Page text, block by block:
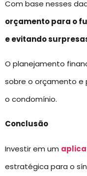
Com base nesses
orçamento para o
e evitando
O planejamento
sobre o orçamento e
o condomínio.
Conclusão
Investir em um
estratégica para o